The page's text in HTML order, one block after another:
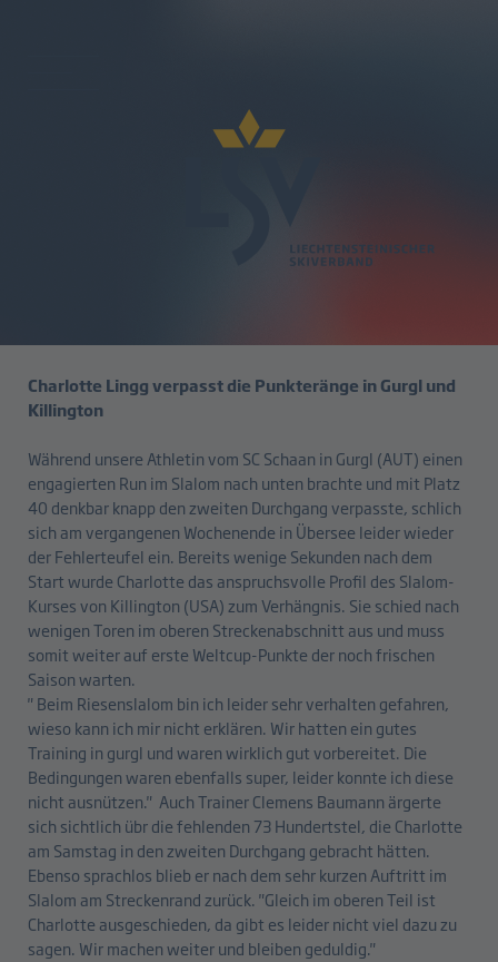
Charlotte Lingg verpasst die Punkteränge in Gurgl und
Killington
Während unsere Athletin vom SC Schaan in Gurgl (AUT) einen
engagierten Run im Slalom nach unten brachte und mit Platz
40 denkbar knapp den zweiten Durchgang verpasste, schlich
sich am vergangenen Wochenende in Übersee leider wieder
der Fehlerteufel ein. Bereits wenige Sekunden nach dem
Start wurde Charlotte das anspruchsvolle Profil des Slalom-
Kurses von Killington (USA) zum Verhängnis. Sie schied nach
wenigen Toren im oberen Streckenabschnitt aus und muss
somit weiter auf erste Weltcup-Punkte der noch frischen
Saison warten.
" Beim Riesenslalom bin ich leider sehr verhalten gefahren,
wieso kann ich mir nicht erklären. Wir hatten ein gutes
Training in gurgl und waren wirklich gut vorbereitet. Die
Bedingungen waren ebenfalls super, leider konnte ich diese
nicht ausnützen." Auch Trainer Clemens Baumann ärgerte
sich sichtlich übr die fehlenden 73 Hundertstel, die Charlotte
am Samstag in den zweiten Durchgang gebracht hätten.
Ebenso sprachlos blieb er nach dem sehr kurzen Auftritt im
Slalom am Streckenrand zurück. "Gleich im oberen Teil ist
Charlotte ausgeschieden, da gibt es leider nicht viel dazu zu
sagen. Wir machen weiter und bleiben geduldig."